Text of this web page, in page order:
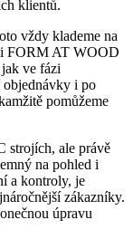
klientů.
vždy klademe na
FORM AT WOOD
ve fázi
objednávky i po
pomůžeme
strojích, ale právě
na pohled i
a kontroly, je
zákazníky.
úpravu